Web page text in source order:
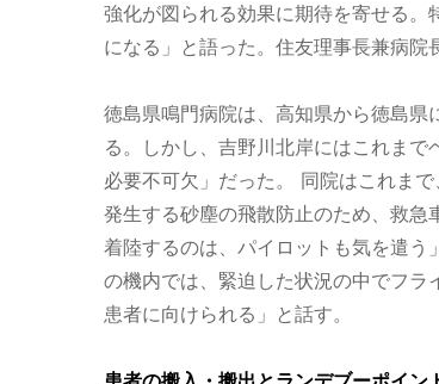
強化が図られる効果に期待を寄せる。
になる」と語った。住友理事長兼病院
徳島県鳴門病院は、高知県から徳島
る。しかし、吉野川北岸にはこれま
必要不可欠」だった。 同院はこれま
発生する砂塵の飛散防止のため、救
着陸するのは、パイロットも気を遣う
の機内では、緊迫した状況の中でフ
患者に向けられる」と話す。